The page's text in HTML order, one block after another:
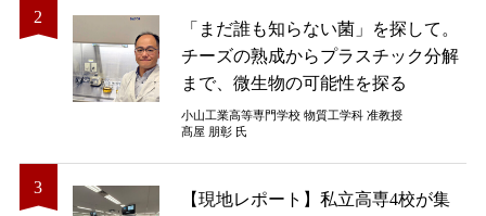
「まだ誰も知らない菌」を探して。
チーズの熟成からプラスチック分解
まで、微生物の可能性を探る
小山工業高等専門学校 物質工学科 准教授
髙屋 朋彰 氏
【現地レポート】私立高専4校が集